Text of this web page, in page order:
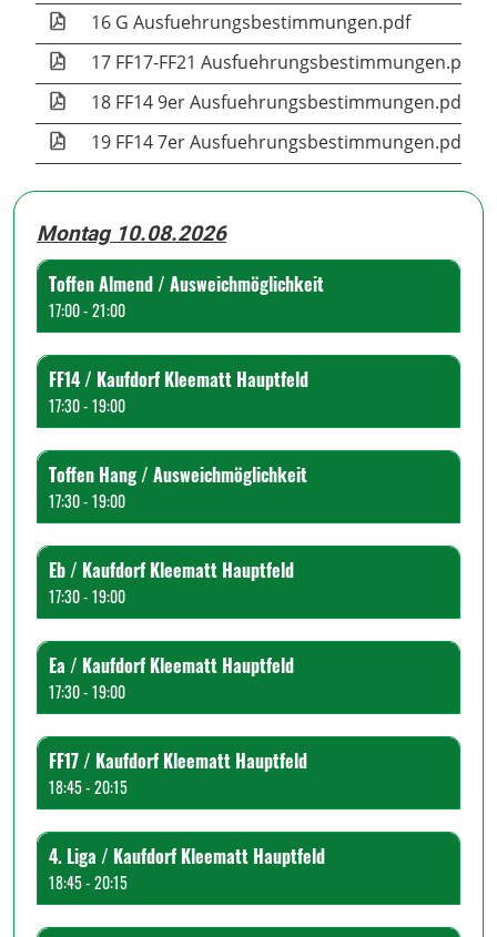
16 G Ausfuehrungsbestimmungen.pdf
17 FF17-FF21 Ausfuehrungsbestimmungen.pdf
18 FF14 9er Ausfuehrungsbestimmungen.pdf
19 FF14 7er Ausfuehrungsbestimmungen.pdf
Montag 10.08.2026
Toffen Almend / Ausweichmöglichkeit
17:00 - 21:00
FF14 / Kaufdorf Kleematt Hauptfeld
17:30 - 19:00
Toffen Hang / Ausweichmöglichkeit
17:30 - 19:00
Eb / Kaufdorf Kleematt Hauptfeld
17:30 - 19:00
Ea / Kaufdorf Kleematt Hauptfeld
17:30 - 19:00
FF17 / Kaufdorf Kleematt Hauptfeld
18:45 - 20:15
4. Liga / Kaufdorf Kleematt Hauptfeld
18:45 - 20:15